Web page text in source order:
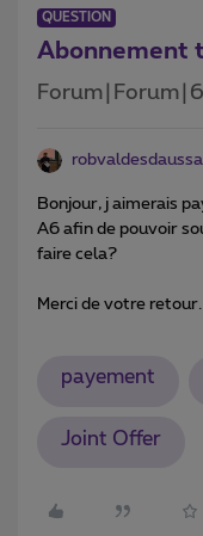
QUESTION
Abonnement
robvaldesdaussa
Bonjour, j aimerais
A6 afin de pouvoir
faire cela?
Merci de votre retour.
payement
Joint Offer